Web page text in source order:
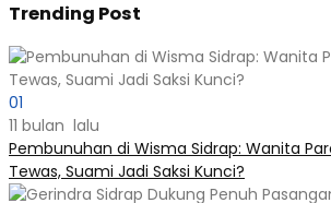
Trending Post
01
11 bulan lalu
Pembunuhan di Wisma Sidrap: Wanita
Tewas, Suami Jadi Saksi Kunci?